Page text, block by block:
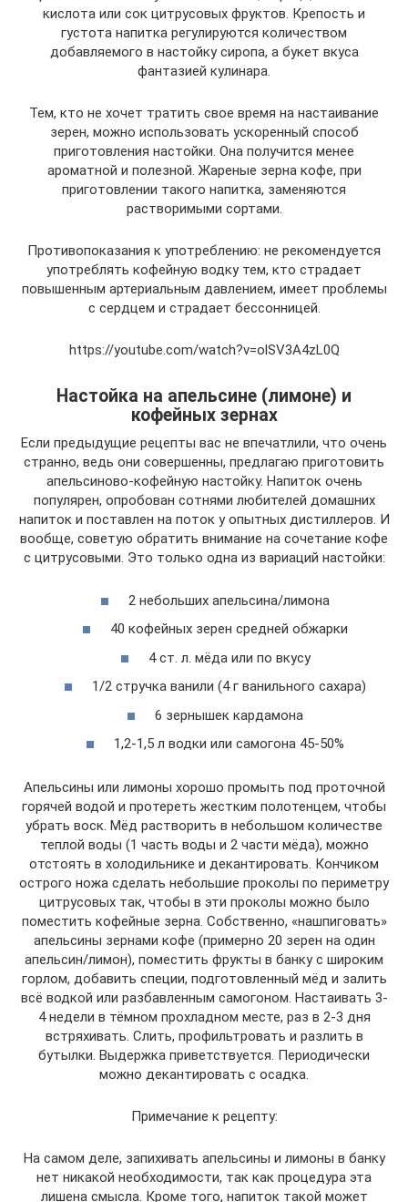
кислота или сок цитрусовых фруктов. Крепость и
густота напитка регулируются количеством
добавляемого в настойку сиропа, а букет вкуса
фантазией кулинара.
Тем, кто не хочет тратить свое время на настаивание
зерен, можно использовать ускоренный способ
приготовления настойки. Она получится менее
ароматной и полезной. Жареные зерна кофе, при
приготовлении такого напитка, заменяются
растворимыми сортами.
Противопоказания к употреблению: не рекомендуется
употреблять кофейную водку тем, кто страдает
повышенным артериальным давлением, имеет проблемы
с сердцем и страдает бессонницей.
https://youtube.com/watch?v=olSV3A4zL0Q
Настойка на апельсине (лимоне) и
кофейных зернах
Если предыдущие рецепты вас не впечатлили, что очень
странно, ведь они совершенны, предлагаю приготовить
апельсиново-кофейную настойку. Напиток очень
популярен, опробован сотнями любителей домашних
напиток и поставлен на поток у опытных дистиллеров. И
вообще, советую обратить внимание на сочетание кофе
с цитрусовыми. Это только одна из вариаций настойки:
2 небольших апельсина/лимона
40 кофейных зерен средней обжарки
4 ст. л. мёда или по вкусу
1/2 стручка ванили (4 г ванильного сахара)
6 зернышек кардамона
1,2-1,5 л водки или самогона 45-50%
Апельсины или лимоны хорошо промыть под проточной
горячей водой и протереть жестким полотенцем, чтобы
убрать воск. Мёд растворить в небольшом количестве
теплой воды (1 часть воды и 2 части мёда), можно
отстоять в холодильнике и декантировать. Кончиком
острого ножа сделать небольшие проколы по периметру
цитрусовых так, чтобы в эти проколы можно было
поместить кофейные зерна. Собственно, «нашпиговать»
апельсины зернами кофе (примерно 20 зерен на один
апельсин/лимон), поместить фрукты в банку с широким
горлом, добавить специи, подготовленный мёд и залить
всё водкой или разбавленным самогоном. Настаивать 3-
4 недели в тёмном прохладном месте, раз в 2-3 дня
встряхивать. Слить, профильтровать и разлить в
бутылки. Выдержка приветствуется. Периодически
можно декантировать с осадка.
Примечание к рецепту:
На самом деле, запихивать апельсины и лимоны в банку
нет никакой необходимости, так как процедура эта
лишена смысла. Кроме того, напиток такой может